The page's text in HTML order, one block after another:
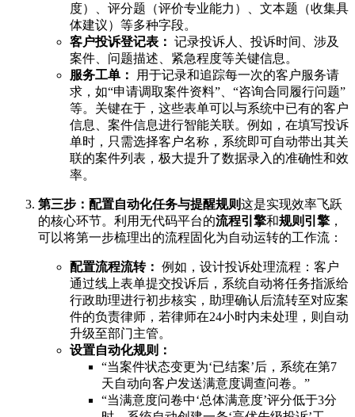
度）、评分题（评价专业能力）、文本题（收集具
体建议）等多种字段。
客户投诉登记表： 记录投诉人、投诉时间、涉及
案件、问题描述、紧急程度等关键信息。
服务工单：
用于记录和追踪每一次的客户服务请
求，如“申请调取案件资料”、“咨询合同履行问题”
等。关键在于，这些表单可以与系统中已有的客户
信息、案件信息进行智能关联。例如，在填写投诉
单时，只需选择客户名称，系统即可自动带出其关
联的案件列表，极大提升了数据录入的准确性和效
率。
第三步：配置自动化任务与提醒规则这是实现效率飞跃
的核心环节。利用无代码平台的流程引擎和规则引擎 ，
可以将第一步梳理出的流程固化为自动运转的工作流：
配置流程流转： 例如，设计投诉处理流程：客户
通过线上表单提交投诉后，系统自动将任务指派给
行政助理进行初步核实，助理确认后流转至对应案
件的负责律师，若律师在24小时内未处理，则自动
升级至部门主管。
设置自动化规则：
“当案件状态变更为‘已结案’后，系统在第7
天自动向客户发送满意度调查问卷。”
“当满意度问卷中‘总体满意度’评分低于3分